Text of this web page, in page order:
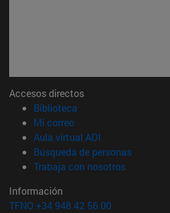
Accesos directos
Biblioteca
Mi correo(abre en nueva
Aula virtual ADI
Búsqueda de personas(abre en
Trabaja con nosotros(abre en
Información
TFNO +34 948 42 56 00